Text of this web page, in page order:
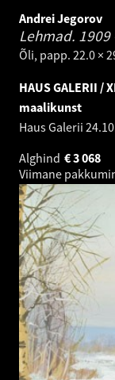
Andrei Jegorov
Lehmad. 1909
Õli, papp. 22.0 ×
HAUS GALERII /
maalikunst
Haus Galerii
Alghind
3 068
€
Viimane